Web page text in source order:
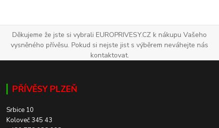
Děkujeme že jste si vybrali EUROPRIVESY.CZ k nákupu Vašeho
vysněného přívěsu. Pokud si nejste jist s výběrem neváhejte nás
kontaktovat.
PŘÍVĚSY PLZEŇ
Srbice 10
Koloveč 345 43